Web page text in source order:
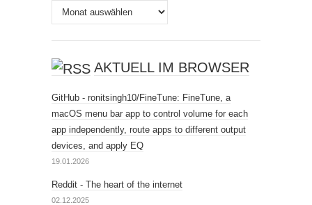
Archiv
AKTUELL IM BROWSER
GitHub - ronitsingh10/FineTune: FineTune, a
macOS menu bar app to control volume for each
app independently, route apps to different output
devices, and apply EQ
19.01.2026
Reddit - The heart of the internet
02.12.2025